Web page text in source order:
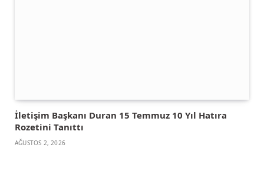
İletişim Başkanı Duran 15 Temmuz 10 Yıl Hatıra
Rozetini Tanıttı
AĞUSTOS 2, 2026